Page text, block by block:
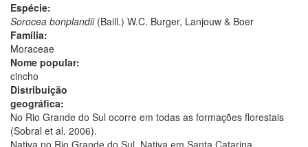
Espécie:
Sorocea bonplandii(Baill.) W.C. Burger, Lanjouw & Boer
Família:
Moraceae
Nome popular:
cincho
Distribuição
geográfica:
No Rio Grande do Sul ocorre em todas as formações florestais
(Sobral et al. 2006).